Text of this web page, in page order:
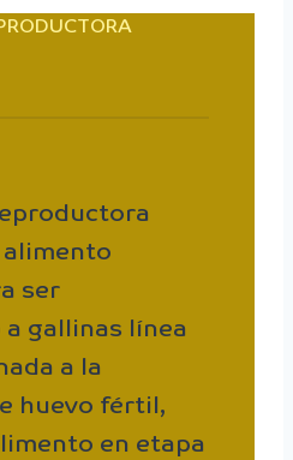
alimento
ser
gallinas línea
a la
huevo fértil,
en etapa